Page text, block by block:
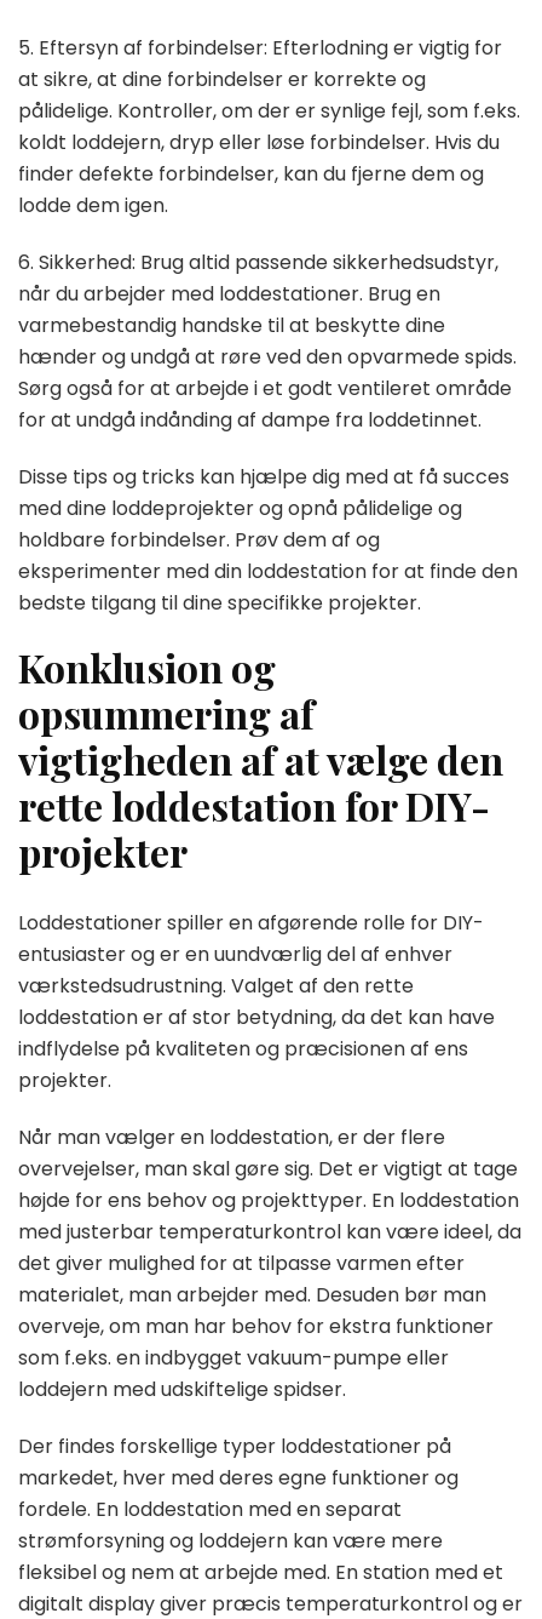
5. Eftersyn af forbindelser: Efterlodning er vigtig for
at sikre, at dine forbindelser er korrekte og
pålidelige. Kontroller, om der er synlige fejl, som f.eks.
koldt loddejern, dryp eller løse forbindelser. Hvis du
finder defekte forbindelser, kan du fjerne dem og
lodde dem igen.
6. Sikkerhed: Brug altid passende sikkerhedsudstyr,
når du arbejder med loddestationer. Brug en
varmebestandig handske til at beskytte dine
hænder og undgå at røre ved den opvarmede spids.
Sørg også for at arbejde i et godt ventileret område
for at undgå indånding af dampe fra loddetinnet.
Disse tips og tricks kan hjælpe dig med at få succes
med dine loddeprojekter og opnå pålidelige og
holdbare forbindelser. Prøv dem af og
eksperimenter med din loddestation for at finde den
bedste tilgang til dine specifikke projekter.
Konklusion og
opsummering af
vigtigheden af at vælge den
rette loddestation for DIY-
projekter
Loddestationer spiller en afgørende rolle for DIY-
entusiaster og er en uundværlig del af enhver
værkstedsudrustning. Valget af den rette
loddestation er af stor betydning, da det kan have
indflydelse på kvaliteten og præcisionen af ens
projekter.
Når man vælger en loddestation, er der flere
overvejelser, man skal gøre sig. Det er vigtigt at tage
højde for ens behov og projekttyper. En loddestation
med justerbar temperaturkontrol kan være ideel, da
det giver mulighed for at tilpasse varmen efter
materialet, man arbejder med. Desuden bør man
overveje, om man har behov for ekstra funktioner
som f.eks. en indbygget vakuum-pumpe eller
loddejern med udskiftelige spidser.
Der findes forskellige typer loddestationer på
markedet, hver med deres egne funktioner og
fordele. En loddestation med en separat
strømforsyning og loddejern kan være mere
fleksibel og nem at arbejde med. En station med et
digitalt display giver præcis temperaturkontrol og er